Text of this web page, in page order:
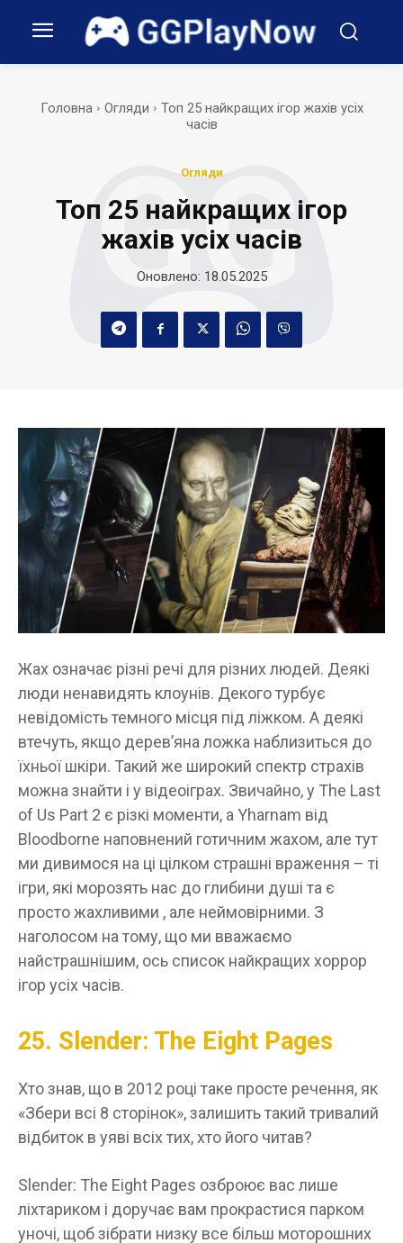
Головна Огляди
Топ 25 найкращих ігор жахів усіх
часів
Огляди
Топ 25 найкращих ігор
жахів усіх часів
Оновлено: 18.05.2025
Жах означає різні речі для різних людей. Деякі
люди ненавидять клоунів. Декого турбує
невідомість темного місця під ліжком. А деякі
втечуть, якщо дерев’яна ложка наблизиться до
їхньої шкіри. Такий же широкий спектр страхів
можна знайти і у відеоіграх. Звичайно, у The Last
of Us Part 2 є різкі моменти, а Yharnam від
Bloodborne наповнений готичним жахом, але тут
ми дивимося на ці цілком страшні враження – ті
ігри, які морозять нас до глибини душі та є
просто жахливими , але неймовірними. З
наголосом на тому, що ми вважаємо
найстрашнішим, ось список найкращих хоррор
ігор усіх часів.
25. Slender: The Eight Pages
Хто знав, що в 2012 році таке просте речення, як
«Збери всі 8 сторінок», залишить такий тривалий
відбиток в уяві всіх тих, хто його читав?
Slender: The Eight Pages озброює вас лише
ліхтариком і доручає вам прокрастися парком
уночі, щоб зібрати низку все більш моторошних